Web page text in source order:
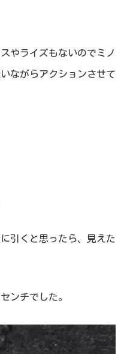
やライズもないのでミノ
ながらアクションさせて
引くと思ったら、見えた
ンチでした。